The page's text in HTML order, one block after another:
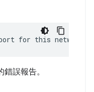
for this network
誤報告。